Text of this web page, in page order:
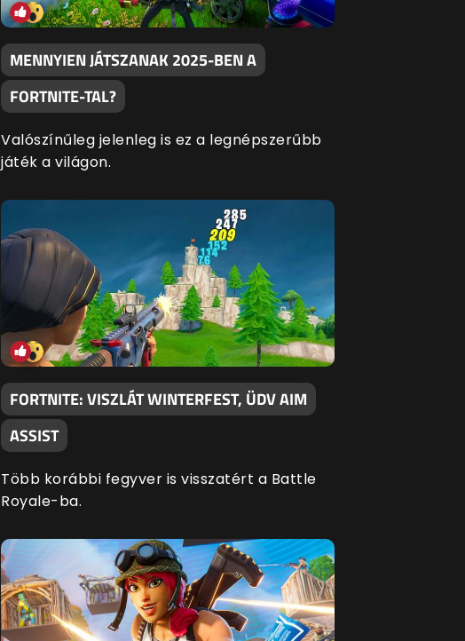
MENNYIEN JÁTSZANAK 2025-BEN A
FORTNITE-TAL?
Valószínűleg jelenleg is ez a legnépszerűbb
játék a világon.
FORTNITE: VISZLÁT WINTERFEST, ÜDV AIM
ASSIST
Több korábbi fegyver is visszatért a Battle
Royale-ba.